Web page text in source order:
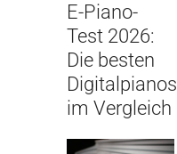
E-Piano-
Test 2026:
Die besten
Digitalpianos
im Vergleich